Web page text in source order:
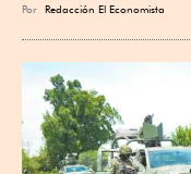
Por Redacción El Economista